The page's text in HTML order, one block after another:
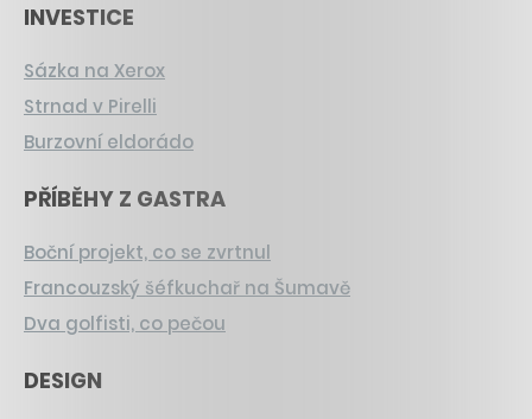
INVESTICE
Sázka na Xerox
Strnad v Pirelli
Burzovní eldorádo
PŘÍBĚHY Z GASTRA
Boční projekt, co se zvrtnul
Francouzský šéfkuchař na Šumavě
Dva golfisti, co pečou
DESIGN